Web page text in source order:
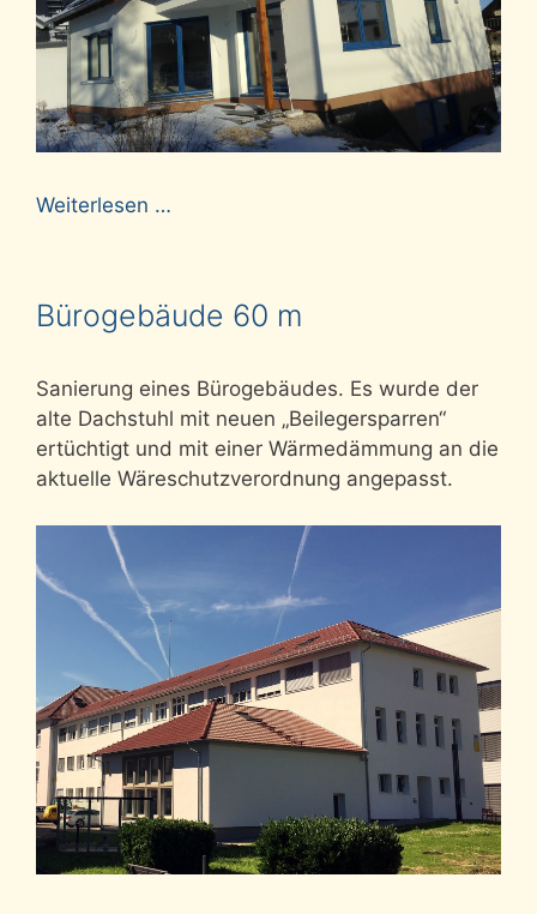
Weiterlesen …
Bürogebäude 60 m
Sanierung eines Bürogebäudes. Es wurde der
alte Dachstuhl mit neuen „Beilegersparren“
ertüchtigt und mit einer Wärmedämmung an die
aktuelle Wäreschutzverordnung angepasst.